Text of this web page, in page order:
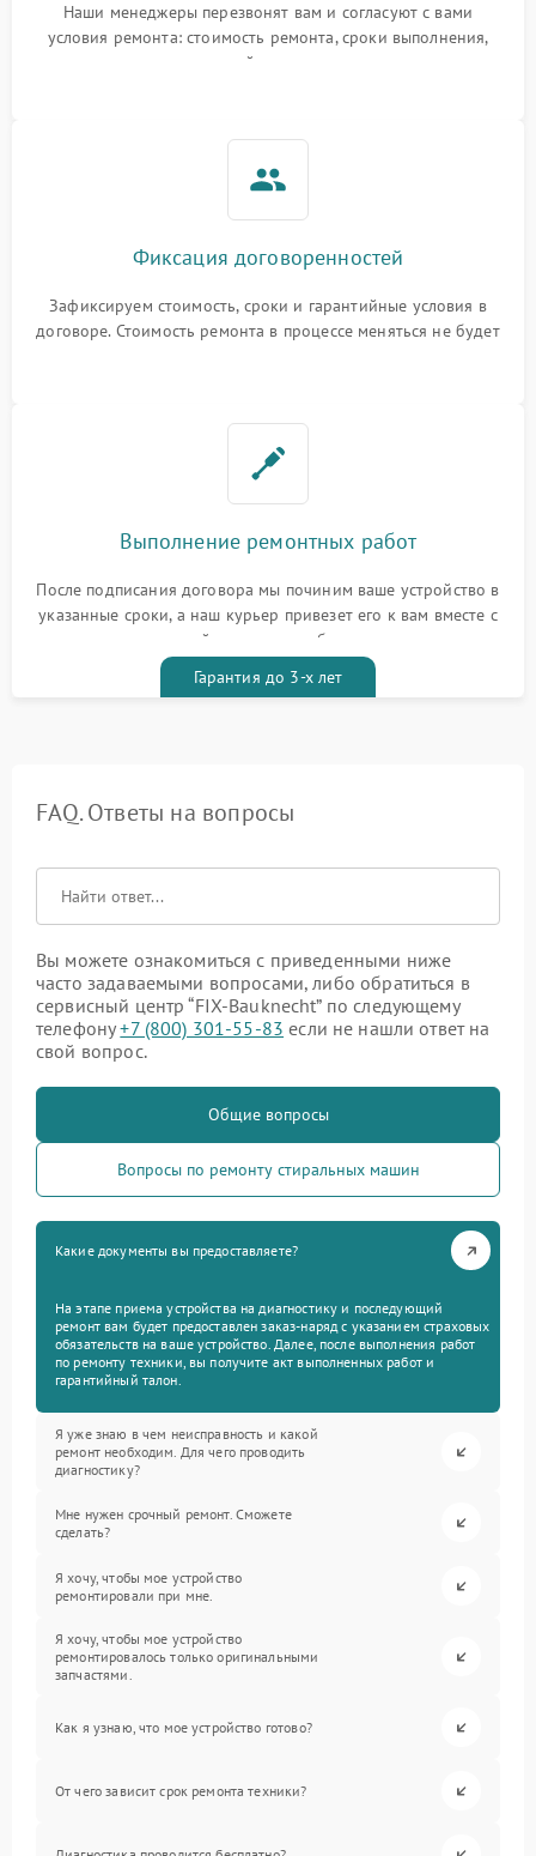
Наши менеджеры перезвонят вам и согласуют с вами
условия ремонта: стоимость ремонта, сроки выполнения,
гарантийные условия
Фиксация договоренностей
Зафиксируем стоимость, сроки и гарантийные условия в
договоре. Стоимость ремонта в процессе меняться не будет
Выполнение ремонтных работ
После подписания договора мы починим ваше устройство в
указанные сроки, а наш курьер привезет его к вам вместе с
гарантийным талоном бесплатно
Гарантия до 3-х лет
FAQ. Ответы на вопросы
Вы можете ознакомиться с приведенными ниже
часто задаваемыми вопросами, либо обратиться в
сервисный центр “FIX-Bauknecht” по следующему
телефону+7 (800) 301-55-83 если не нашли ответ на
свой вопрос.
Общие вопросы
Вопросы по ремонту стиральных машин
Какие документы вы предоставляете?
На этапе приема устройства на диагностику и последующий
ремонт вам будет предоставлен заказ-наряд с указанием страховых
обязательств на ваше устройство. Далее, после выполнения работ
по ремонту техники, вы получите акт выполненных работ и
гарантийный талон.
Я уже знаю в чем неисправность и какой
ремонт необходим. Для чего проводить
диагностику?
Мне нужен срочный ремонт. Сможете
сделать?
Я хочу, чтобы мое устройство
ремонтировали при мне.
Я хочу, чтобы мое устройство
ремонтировалось только оригинальными
запчастями.
Как я узнаю, что мое устройство готово?
От чего зависит срок ремонта техники?